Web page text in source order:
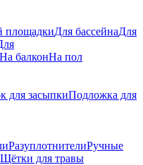
площадкиДля бассейнаДля
На балконНа пол
для засыпкиПодложка для
РазуплотнителиРучные
Щётки для травы